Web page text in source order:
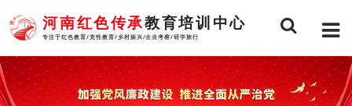
河南红色传承教育培训中心
专注于红色教育/党性教育/乡村振兴/企业考察/研学旅行